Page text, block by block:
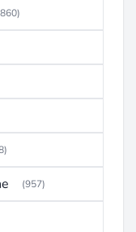
(957)